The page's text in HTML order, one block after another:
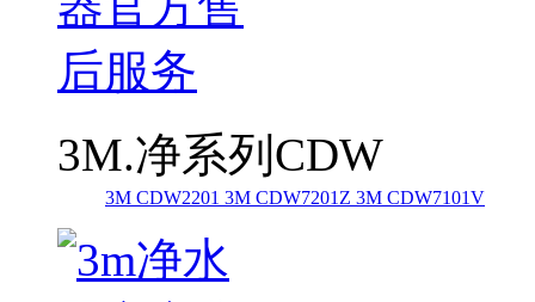
3M.净系列CDW
3M CDW2201 3M CDW7201Z 3M CDW7101V